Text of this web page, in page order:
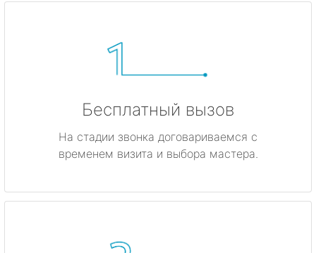
Бесплатный вызов
На стадии звонка договариваемся с
временем визита и выбора мастера.